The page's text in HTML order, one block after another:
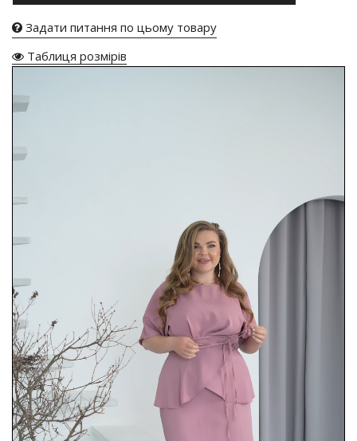
Задати питання по цьому товару
Таблиця розмірів